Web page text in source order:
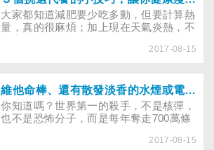
憂鬱的傾向時，除了就醫外，你可以怎麼
做，讓自己或親友重拾笑顏？
大家都知道減肥要少吃多動，但要計算熱
量，真的很麻煩；加上現在天氣炎熱，不
在冷氣房，吃代餐來減肥。根據德國歐姆
半年下來就能減少一成的體重。這調查讓
一些期望快速減肥的民眾，想三餐都吃代
餐，希望更快見效，但營養師提醒，三餐
都吃代餐反倒會影響基礎代謝，更容易復
2017-08-15
維他命棒、還有散發淡香的水煙或電子煙，可以成為戒菸替代品嗎？
你知道嗎？世界第一的殺手，不是核彈，
也不是恐怖分子，而是每年奪走700萬條
大死因中，就有九個與菸有關。在禁菸浪
2017-08-15